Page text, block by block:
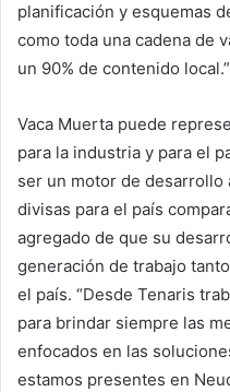
planificación y esquemas
como toda una cadena de
un 90% de contenido local.”
Vaca Muerta puede
para la industria y para el
ser un motor de desarrollo
divisas para el país
agregado de que su
generación de trabajo
el país. “Desde Tenaris
para brindar siempre las
enfocados en las
estamos presentes en